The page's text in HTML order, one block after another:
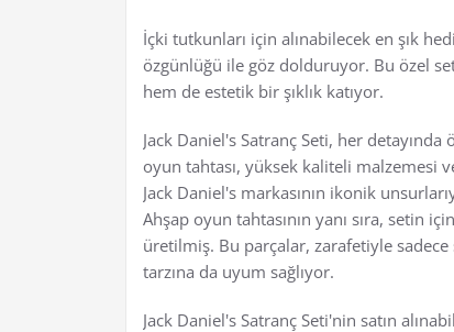
İçki tutkunları için alınabilecek en şık
özgünlüğü ile göz dolduruyor. Bu özel
hem de estetik bir şıklık katıyor.
Jack Daniel's Satranç Seti, her
oyun tahtası, yüksek kaliteli malzemesi
Jack Daniel's markasının ikonik
Ahşap oyun tahtasının yanı sıra, setin
üretilmiş. Bu parçalar, zarafetiyle
tarzına da uyum sağlıyor.
Jack Daniel's Satranç Seti'nin satın